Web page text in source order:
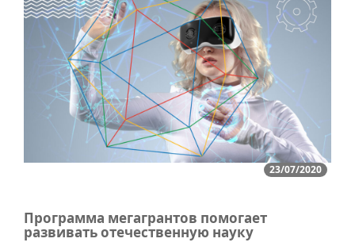
23/07/2020
Программа мегагрантов помогает
развивать отечественную науку